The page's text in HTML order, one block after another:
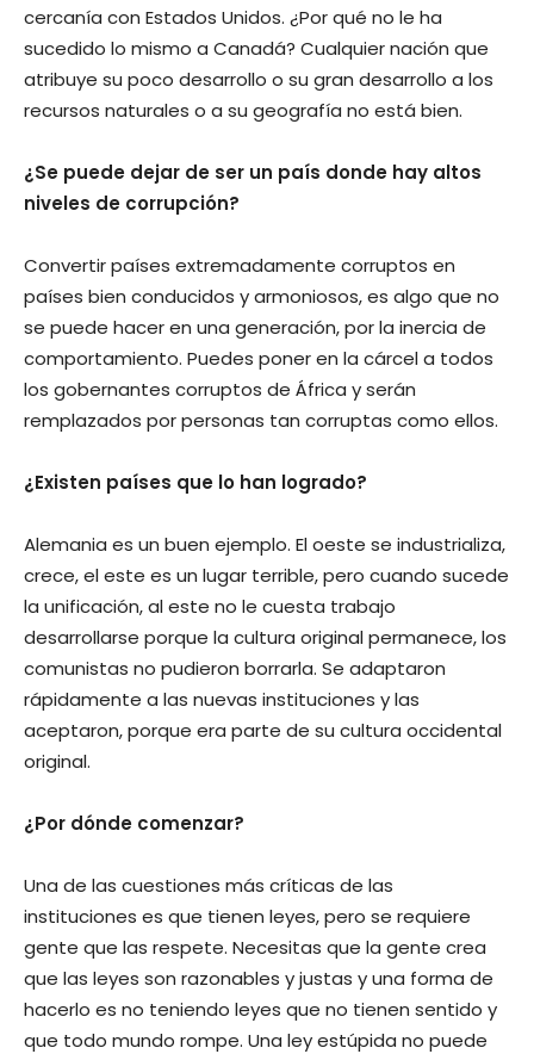
cercanía con Estados Unidos. ¿Por qué no le ha
sucedido lo mismo a Canadá? Cualquier nación que
atribuye su poco desarrollo o su gran desarrollo a los
recursos naturales o a su geografía no está bien.
¿Se puede dejar de ser un país donde hay altos
niveles de corrupción?
Convertir países extremadamente corruptos en
países bien conducidos y armoniosos, es algo que no
se puede hacer en una generación, por la inercia de
comportamiento. Puedes poner en la cárcel a todos
los gobernantes corruptos de África y serán
remplazados por personas tan corruptas como ellos.
¿Existen países que lo han logrado?
Alemania es un buen ejemplo. El oeste se industrializa,
crece, el este es un lugar terrible, pero cuando sucede
la unificación, al este no le cuesta trabajo
desarrollarse porque la cultura original permanece, los
comunistas no pudieron borrarla. Se adaptaron
rápidamente a las nuevas instituciones y las
aceptaron, porque era parte de su cultura occidental
original.
¿Por dónde comenzar?
Una de las cuestiones más críticas de las
instituciones es que tienen leyes, pero se requiere
gente que las respete. Necesitas que la gente crea
que las leyes son razonables y justas y una forma de
hacerlo es no teniendo leyes que no tienen sentido y
que todo mundo rompe. Una ley estúpida no puede